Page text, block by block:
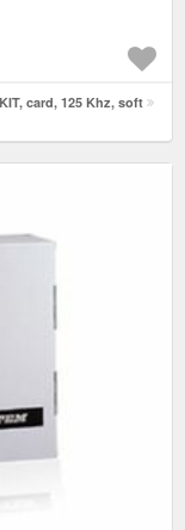
card, 125 Khz, soft